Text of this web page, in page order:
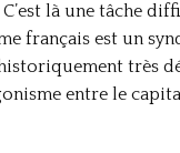
là une tâche
français est un
très
entre le